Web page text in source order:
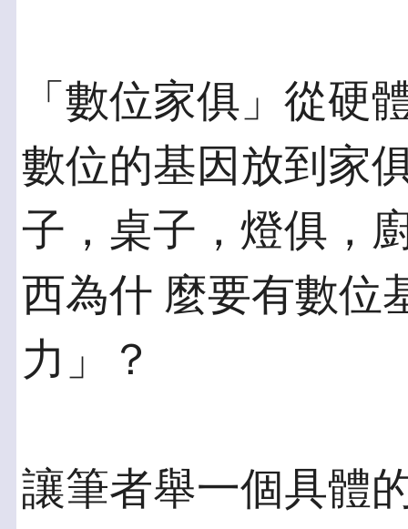
「數位家俱」從硬
數位的基因放到家
子，桌子，燈俱，
西為什 麼要有數位
力」？
讓筆者舉一個具體